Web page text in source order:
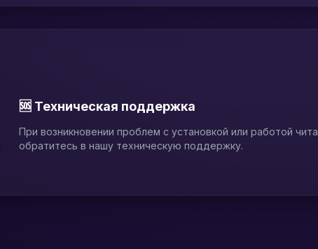
🆘 Техническая поддержка
При возникновении проблем с установкой или работой чита,
обратитесь в нашу техническую поддержку.